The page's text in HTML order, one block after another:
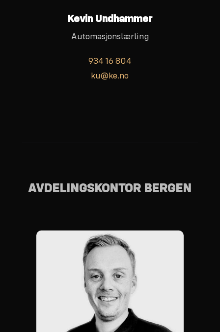
Kevin Undhammer
Automasjonslærling
934 16 804
ku@ke.no
AVDELINGSKONTOR BERGEN